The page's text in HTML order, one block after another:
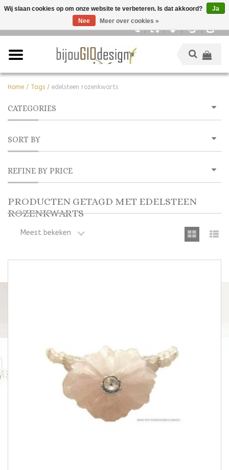
Home / Tags / edelsteen rozenkwarts
CATEGORIES
SORT BY
REFINE BY PRICE
PRODUCTEN GETAGD MET EDELSTEEN
ROZENKWARTS
Meest bekeken
Wij slaan cookies op om onze website te verbeteren. Is dat akkoord?
Ja
Nee
Meer over cookies »